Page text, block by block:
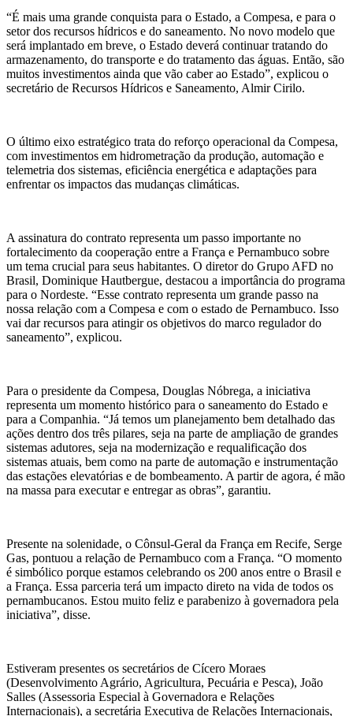
“É mais uma grande conquista para o Estado, a Compesa, e para o
setor dos recursos hídricos e do saneamento. No novo modelo que
será implantado em breve, o Estado deverá continuar tratando do
armazenamento, do transporte e do tratamento das águas. Então, são
muitos investimentos ainda que vão caber ao Estado”, explicou o
secretário de Recursos Hídricos e Saneamento, Almir Cirilo.
O último eixo estratégico trata do reforço operacional da Compesa,
com investimentos em hidrometração da produção, automação e
telemetria dos sistemas, eficiência energética e adaptações para
enfrentar os impactos das mudanças climáticas.
A assinatura do contrato representa um passo importante no
fortalecimento da cooperação entre a França e Pernambuco sobre
um tema crucial para seus habitantes. O diretor do Grupo AFD no
Brasil, Dominique Hautbergue, destacou a importância do programa
para o Nordeste. “Esse contrato representa um grande passo na
nossa relação com a Compesa e com o estado de Pernambuco. Isso
vai dar recursos para atingir os objetivos do marco regulador do
saneamento”, explicou.
Para o presidente da Compesa, Douglas Nóbrega, a iniciativa
representa um momento histórico para o saneamento do Estado e
para a Companhia. “Já temos um planejamento bem detalhado das
ações dentro dos três pilares, seja na parte de ampliação de grandes
sistemas adutores, seja na modernização e requalificação dos
sistemas atuais, bem como na parte de automação e instrumentação
das estações elevatórias e de bombeamento. A partir de agora, é mão
na massa para executar e entregar as obras”, garantiu.
Presente na solenidade, o Cônsul-Geral da França em Recife, Serge
Gas, pontuou a relação de Pernambuco com a França. “O momento
é simbólico porque estamos celebrando os 200 anos entre o Brasil e
a França. Essa parceria terá um impacto direto na vida de todos os
pernambucanos. Estou muito feliz e parabenizo à governadora pela
iniciativa”, disse.
Estiveram presentes os secretários de Cícero Moraes
(Desenvolvimento Agrário, Agricultura, Pecuária e Pesca), João
Salles (Assessoria Especial à Governadora e Relações
Internacionais), a secretária Executiva de Relações Internacionais,